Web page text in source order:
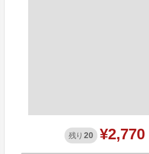
残り 20 ¥2,770